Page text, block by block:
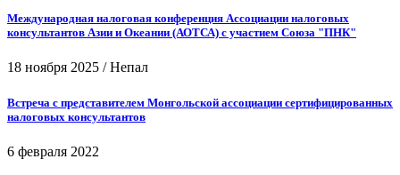
Международная налоговая конференция Ассоциации налоговых
консультантов Азии и Океании (АОТСА) с участием Союза "ПНК"
18 ноября 2025 /Непал
Встреча с представителем Монгольской ассоциации сертифицированных
налоговых консультантов
6 февраля 2022